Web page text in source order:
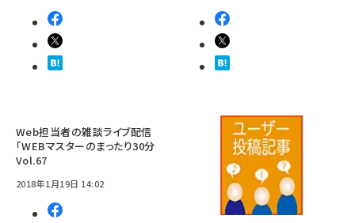
Web担当者の雑談ライブ配信
「WEBマスターのまったり30分
Vol.67
2018年1月19日 14:02